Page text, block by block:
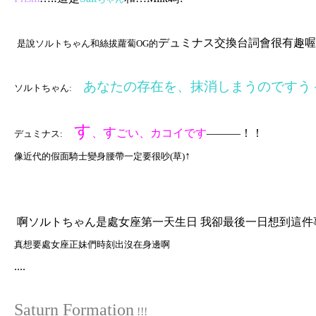
是說ソルトちゃん和絲拔蘿蔔OG的デュミナス交換台詞會很有趣喔
ソルトちゃん: あなたの存在を、抹消しまうのですう
デュミナス: す すごい 、カコイです———！！
像近代的假面騎士變身腰帶一定要很吵(草)↑
啊ソルトちゃん是處女座第一天生日 我卻最後一日想到這件
真想要處女座正妹們時刻出沒在身邊啊
....
Saturn Formation !!!